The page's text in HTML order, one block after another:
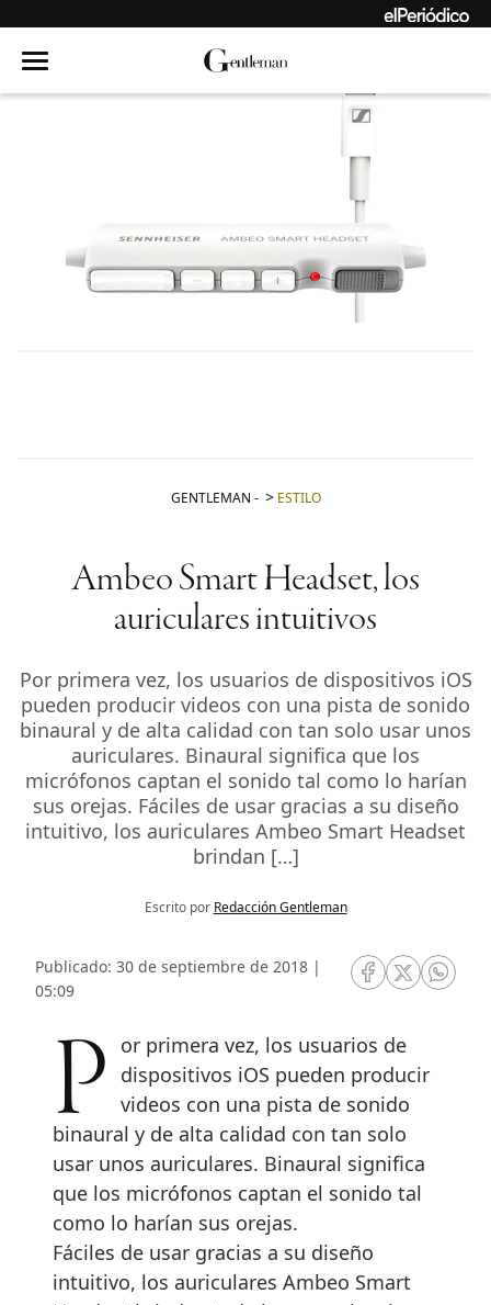
GENTLEMAN - ESTILO
Ambeo Smart Headset, los
auriculares intuitivos
Por primera vez, los usuarios de dispositivos iOS
pueden producir videos con una pista de sonido
binaural y de alta calidad con tan solo usar unos
auriculares. Binaural significa que los
micrófonos captan el sonido tal como lo harían
sus orejas. Fáciles de usar gracias a su diseño
intuitivo, los auriculares Ambeo Smart Headset
brindan […]
Escrito por Redacción Gentleman
Publicado: 30 de septiembre de 2018 |
05:09
RRSS Facebook
RRSSRRSS
Por primera vez, los usuarios de
dispositivos iOS pueden producir
videos con una pista de sonido
binaural y de alta calidad con tan solo
usar unos auriculares. Binaural significa
que los micrófonos captan el sonido tal
como lo harían sus orejas.
Fáciles de usar gracias a su diseño
intuitivo, los auriculares Ambeo Smart